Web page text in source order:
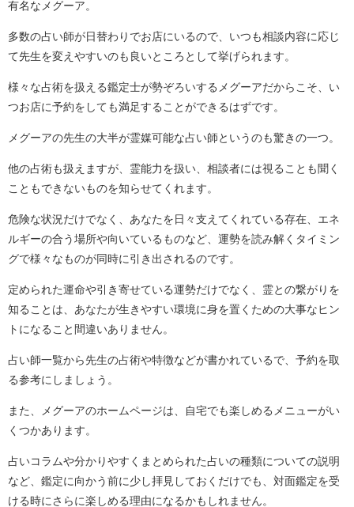
有名なメグーア。
多数の占い師が日替わりでお店にいるので、いつも相談内容に応じ
て先生を変えやすいのも良いところとして挙げられます。
様々な占術を扱える鑑定士が勢ぞろいするメグーアだからこそ、い
つお店に予約をしても満足することができるはずです。
メグーアの先生の大半が霊媒可能な占い師というのも驚きの一つ。
他の占術も扱えますが、霊能力を扱い、相談者には視ることも聞く
こともできないものを知らせてくれます。
危険な状況だけでなく、あなたを日々支えてくれている存在、エネ
ルギーの合う場所や向いているものなど、運勢を読み解くタイミン
グで様々なものが同時に引き出されるのです。
定められた運命や引き寄せている運勢だけでなく、霊との繋がりを
知ることは、あなたが生きやすい環境に身を置くための大事なヒン
トになること間違いありません。
占い師一覧から先生の占術や特徴などが書かれているで、予約を取
る参考にしましょう。
また、メグーアのホームページは、自宅でも楽しめるメニューがい
くつかあります。
占いコラムや分かりやすくまとめられた占いの種類についての説明
など、鑑定に向かう前に少し拝見しておくだけでも、対面鑑定を受
ける時にさらに楽しめる理由になるかもしれません。